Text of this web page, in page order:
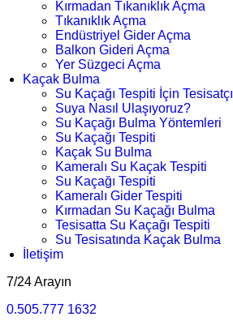
Kırmadan Tıkanıklık Açma
Tıkanıklık Açma
Endüstriyel Gider Açma
Balkon Gideri Açma
Yer Süzgeci Açma
Kaçak Bulma
Su Kaçağı Tespiti İçin Tesisatçı
Suya Nasıl Ulaşıyoruz?
Su Kaçağı Bulma Yöntemleri
Su Kaçağı Tespiti
Kaçak Su Bulma
Kameralı Su Kaçak Tespiti
Su Kaçağı Tespiti
Kameralı Gider Tespiti
Kırmadan Su Kaçağı Bulma
Tesisatta Su Kaçağı Tespiti
Su Tesisatında Kaçak Bulma
İletişim
7/24 Arayın
0.505.777 1632